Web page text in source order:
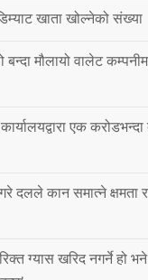
खाता खोल्नेको संख्या
मौलायो वालेट
एक
दलले कान समात्ने क्षमता
ग्यास खरिद नगर्ने हो